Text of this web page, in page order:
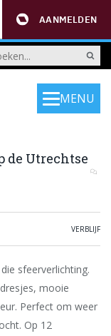
AANMELDEN
MENU
de Utrechtse
VERBLIJF
sfeerverlichting.
mooie
Perfect om weer
Op 12